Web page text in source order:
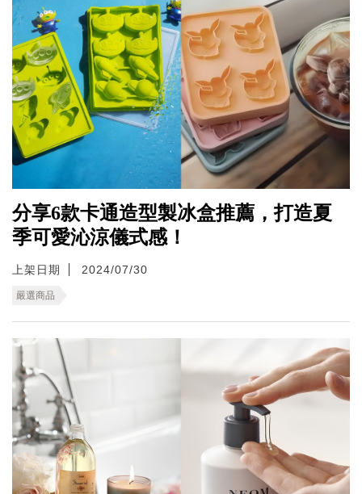
分享6款卡通造型製冰盒推薦，打造夏
季可愛沁涼儀式感！
上架日期 2024/07/30
嚴選商品